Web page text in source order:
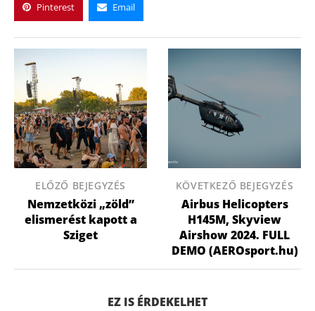
Pinterest Email
ELŐZŐ BEJEGYZÉS
Nemzetközi „zöld”
elismerést kapott a
Sziget
KÖVETKEZŐ BEJEGYZÉS
Airbus Helicopters
H145M, Skyview
Airshow 2024. FULL
DEMO (AEROsport.hu)
EZ IS ÉRDEKELHET